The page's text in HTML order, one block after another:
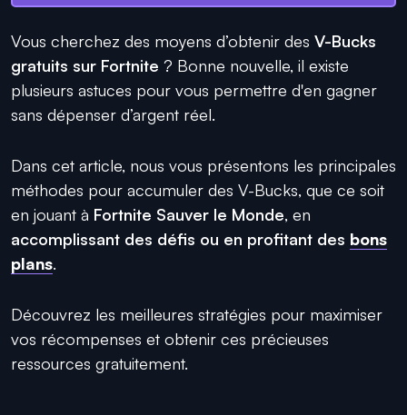
Vous cherchez des moyens d’obtenir des V-Bucks
gratuits sur Fortnite ? Bonne nouvelle, il existe
plusieurs astuces pour vous permettre d'en gagner
sans dépenser d’argent réel.
Dans cet article, nous vous présentons les principales
méthodes pour accumuler des V-Bucks, que ce soit
en jouant à Fortnite Sauver le Monde, en
accomplissant des défis ou en profitant des bons
plans.
Découvrez les meilleures stratégies pour maximiser
vos récompenses et obtenir ces précieuses
ressources gratuitement.